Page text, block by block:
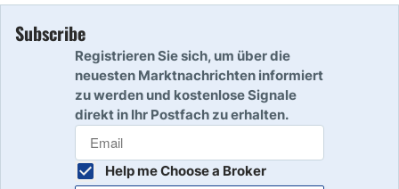
Subscribe
Registrieren Sie sich, um über die
neuesten Marktnachrichten informiert
zu werden und kostenlose Signale
direkt in Ihr Postfach zu erhalten.
Help me Choose a Broker